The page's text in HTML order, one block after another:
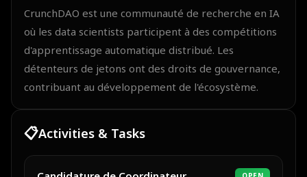
CrunchDAO est une communauté de recherche en IA
où les data scientists participent à des compétitions
d'apprentissage automatique distribué. Les
détenteurs de jetons ont des droits de gouvernance,
contribuant au développement de l'écosystème.
📋Activities & Tasks